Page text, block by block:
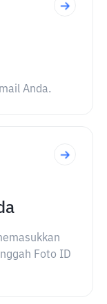
Anda.
Foto ID